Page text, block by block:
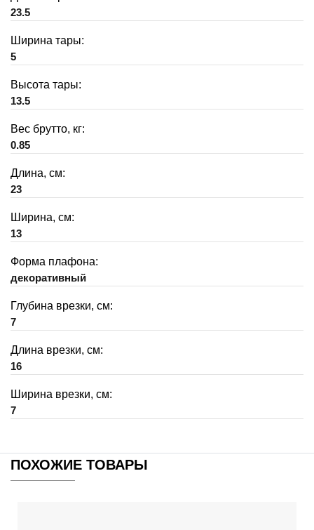
23.5
Ширина тары:
5
Высота тары:
13.5
Вес брутто, кг:
0.85
Длина, см:
23
Ширина, см:
13
Форма плафона:
декоративный
Глубина врезки, см:
7
Длина врезки, см:
16
Ширина врезки, см:
7
ПОХОЖИЕ ТОВАРЫ